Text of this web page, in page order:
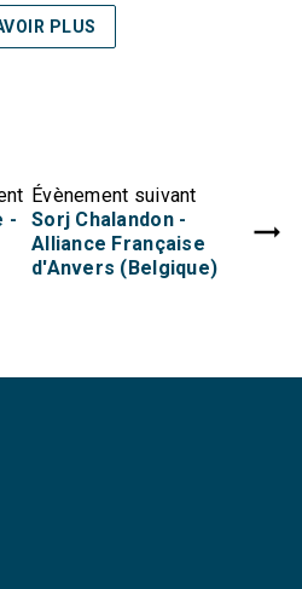
PLUS
-
Évènement suivant
Sorj Chalandon -
Alliance Française
d'Anvers (Belgique)